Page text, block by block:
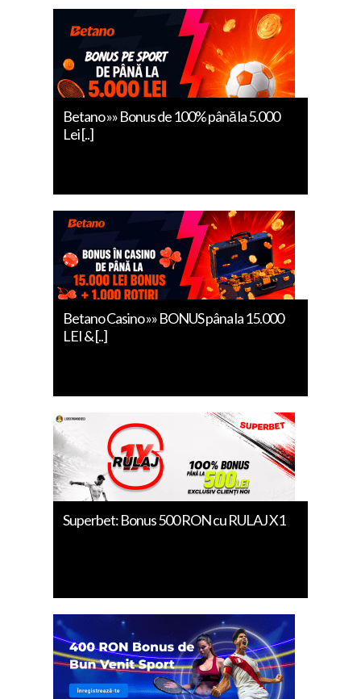
Betano »» Bonus de 100% până la 5.000
Lei [..]
Betano Casino »» BONUS pâna la 15.000
LEI & [..]
Superbet: Bonus 500 RON cu RULAJ X1